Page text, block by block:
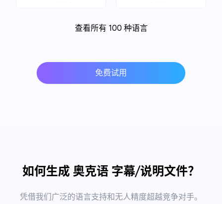
查看所有 100 种语言
免费试用
如何生成 奥克语 字幕/说明文件？
凭借我们广泛的语言支持和无人精度超越竞争对手。